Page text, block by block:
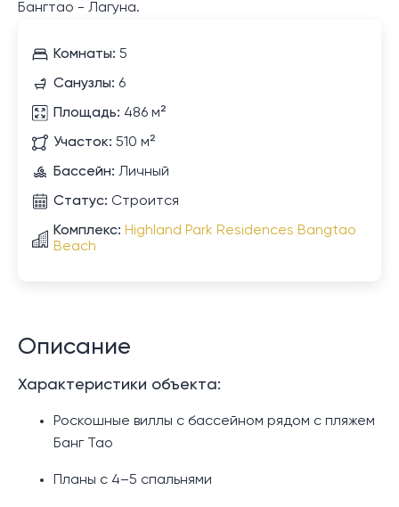
Бангтао - Лагуна.
Комнаты: 5
Санузлы: 6
Площадь: 486 м²
Участок: 510 м²
Бассейн: Личный
Статус: Строится
Комплекс: Highland Park Residences Bangtao
Beach
Описание
Характеристики объекта:
Роскошные виллы с бассейном рядом с пляжем
Банг Тао
Планы с 4–5 спальнями